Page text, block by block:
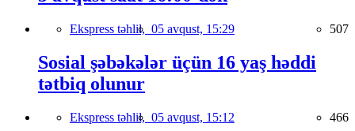
Ekspress təhlil, 05 avqust, 15:29 507
Sosial şəbəkələr üçün 16 yaş həddi
tətbiq olunur
Ekspress təhlil, 05 avqust, 15:12 466